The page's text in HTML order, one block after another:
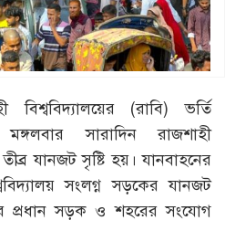
বিশ্ববিদ্যালয়ের (রাবি) ভর্তি
সারাদিন রাজশাহী
যানজট সৃষ্টি হয়। যানবাহনের
সংলগ্ন সড়কের যানজট
প্রধান সড়ক ও শহরের সংযোগ